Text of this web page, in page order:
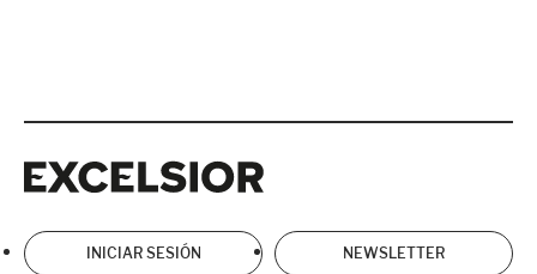
INICIAR SESIÓN NEWSLETTER